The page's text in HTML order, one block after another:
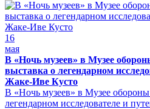
16
мая
В «Ночь музеев» в Музее
выставка о легендарном
Жаке-Иве Кусто
В «Ночь музеев» в Музее
легендарном исследователе и